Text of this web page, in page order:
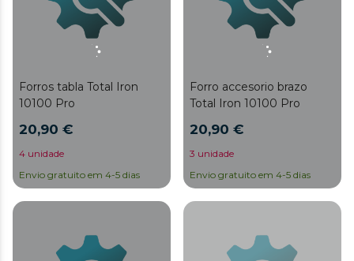
Forros tabla Total Iron
10100 Pro
20,90 €
4 unidade
Envio gratuito em 4-5 dias
Forro accesorio brazo
Total Iron 10100 Pro
20,90 €
3 unidade
Envio gratuito em 4-5 dias